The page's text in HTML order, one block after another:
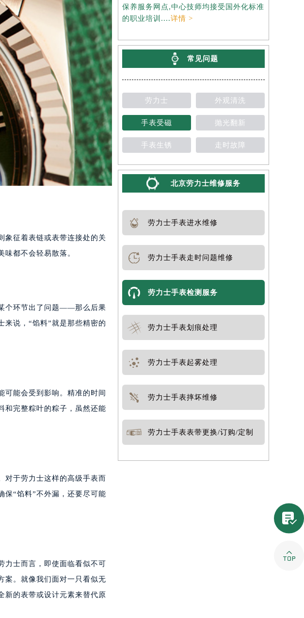
象征着表链或表带连接处的关
都不会轻易散落。
个环节出了问题——那么后果
来说，“馅料”就是那些精密的
可能会受到影响。精准的时间
和完整粽叶的粽子，虽然还能
对于劳力士这样的高级手表而
“馅料”不外漏，还要尽可能
力士而言，即使面临看似不可
案。就像我们面对一只看似无
的表带或设计元素来替代原
保养服务网点,中心技师均接受国外化标准
的职业培训....详情 >
常见问题
劳力士 外观清洗
手表受磁 抛光翻新
手表生锈 走时故障
北京劳力士维修服务
劳力士手表进水维修
劳力士手表走时问题维修
劳力士手表检测服务
劳力士手表划痕处理
劳力士手表起雾处理
劳力士手表摔坏维修
劳力士手表表带更换/订购/定制

